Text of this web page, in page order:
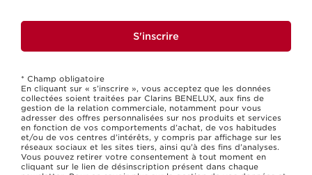
S'inscrire
* Champ obligatoire
En cliquant sur « s’inscrire », vous acceptez que les données
collectées soient traitées par Clarins BENELUX, aux fins de
gestion de la relation commerciale, notamment pour vous
adresser des offres personnalisées sur nos produits et services
en fonction de vos comportements d’achat, de vos habitudes
et/ou de vos centres d’intérêts, y compris par affichage sur les
réseaux sociaux et les sites tiers, ainsi qu’à des fins d’analyses.
Vous pouvez retirer votre consentement à tout moment en
cliquant sur le lien de désinscription présent dans chaque